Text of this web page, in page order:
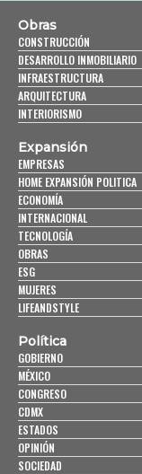
Obras
CONSTRUCCIÓN
DESARROLLO INMOBILIARIO
INFRAESTRUCTURA
ARQUITECTURA
INTERIORISMO
Expansión
EMPRESAS
HOME EXPANSIÓN POLITICA
ECONOMÍA
INTERNACIONAL
TECNOLOGÍA
OBRAS
ESG
MUJERES
LIFEANDSTYLE
Política
GOBIERNO
MÉXICO
CONGRESO
CDMX
ESTADOS
OPINIÓN
SOCIEDAD